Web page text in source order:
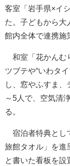
客室「岩手県×イ
た。子どもから大
館内全体で連携施
和室「花かんむ
ツブテや“いわタ
し、窓やふすま
～5人で、空気清
る。
宿泊者特典とし
旅館タオル」を進
と書いた看板を設